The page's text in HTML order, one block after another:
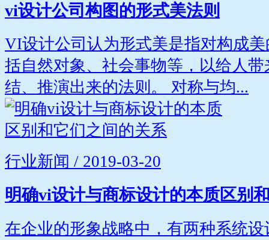
vi设计公司构图的形式美法则
VI设计公司认为形式美是指对构成
括自然对象、社会事物等，以给人
结、推演出来的法则。 对称与均...
行业新闻 / 2019-03-20
明确vi设计与商标设计的本质区别
在企业的形象战略中，有两种系统